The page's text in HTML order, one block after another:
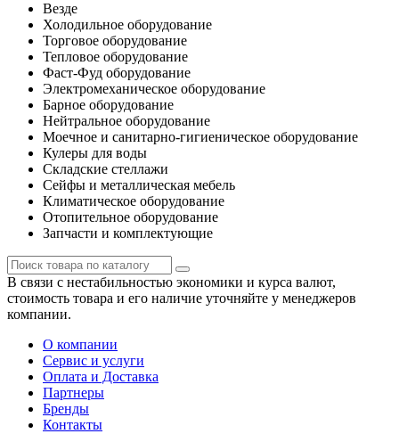
Везде
Холодильное оборудование
Торговое оборудование
Тепловое оборудование
Фаст-Фуд оборудование
Электромеханическое оборудование
Барное оборудование
Нейтральное оборудование
Моечное и санитарно-гигиеническое оборудование
Кулеры для воды
Складские стеллажи
Сейфы и металлическая мебель
Климатическое оборудование
Отопительное оборудование
Запчасти и комплектующие
В связи с нестабильностью экономики и курса валют,
стоимость товара и его наличие уточняйте у менеджеров
компании.
О компании
Сервис и услуги
Оплата и Доставка
Партнеры
Бренды
Контакты